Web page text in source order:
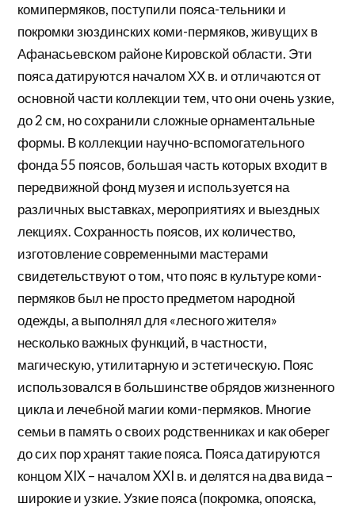
комипермяков, поступили пояса-тельники и
покромки зюздинских коми-пермяков, живущих в
Афанасьевском районе Кировской области. Эти
пояса датируются началом ХХ в. и отличаются от
основной части коллекции тем, что они очень узкие,
до 2 см, но сохранили сложные орнаментальные
формы. В коллекции научно-вспомогательного
фонда 55 поясов, большая часть которых входит в
передвижной фонд музея и используется на
различных выставках, мероприятиях и выездных
лекциях. Сохранность поясов, их количество,
изготовление современными мастерами
свидетельствуют о том, что пояс в культуре коми-
пермяков был не просто предметом народной
одежды, а выполнял для «лесного жителя»
несколько важных функций, в частности,
магическую, утилитарную и эстетическую. Пояс
использовался в большинстве обрядов жизненного
цикла и лечебной магии коми-пермяков. Многие
семьи в память о своих родственниках и как оберег
до сих пор хранят такие пояса. Пояса датируются
концом XIX – началом XXI в. и делятся на два вида –
широкие и узкие. Узкие пояса (покромка, опояска,